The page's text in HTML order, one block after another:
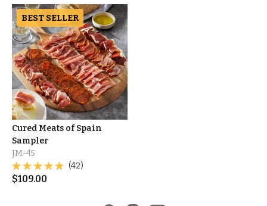
BEST SELLER
Cured Meats of Spain
Sampler
JM-45
(42)
$109.00